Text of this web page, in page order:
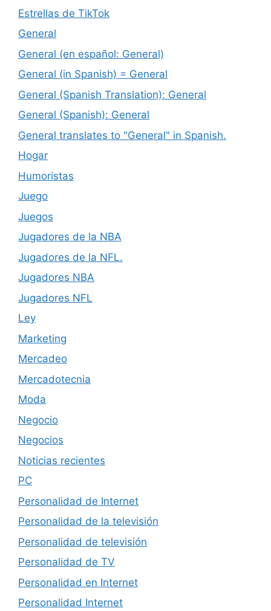
Estrellas de TikTok
General
General (en español: General)
General (in Spanish) = General
General (Spanish Translation): General
General (Spanish): General
General translates to "General" in Spanish.
Hogar
Humoristas
Juego
Juegos
Jugadores de la NBA
Jugadores de la NFL.
Jugadores NBA
Jugadores NFL
Ley
Marketing
Mercadeo
Mercadotecnia
Moda
Negocio
Negocios
Noticias recientes
PC
Personalidad de Internet
Personalidad de la televisión
Personalidad de televisión
Personalidad de TV
Personalidad en Internet
Personalidad Internet